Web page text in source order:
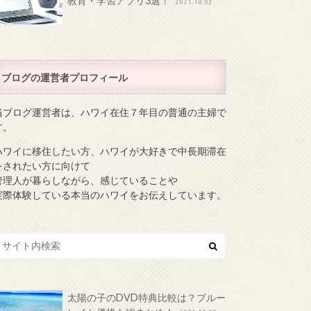
ブログの運営者プロフィール
ブログ運営者は、ハワイ在住７年目の普通の主婦で
ワイに移住したい方、ハワイが大好きで中長期滞在
されたい方に向けて
理人が暮らしながら、感じていることや
際体験している本当のハワイをお伝えしています。
太陽の子のDVD特典比較は？ブルー